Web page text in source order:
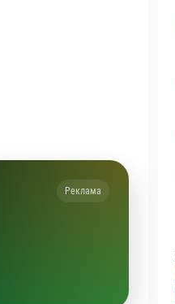
Реклама